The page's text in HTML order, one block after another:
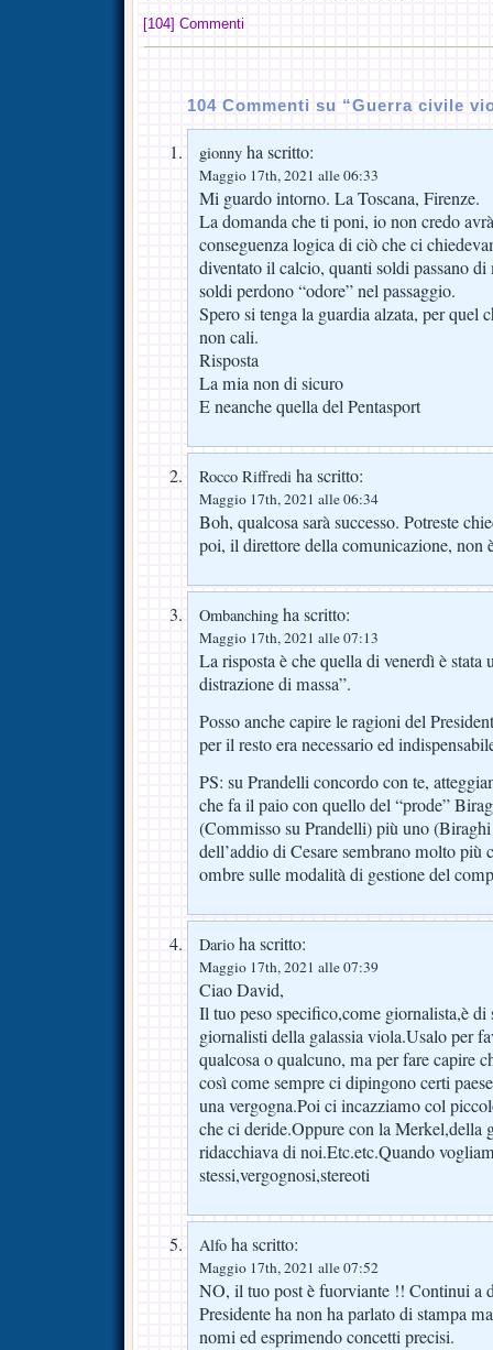
[104] Commenti
104 Commenti su “Guerra civile
gionny ha scritto:
Maggio 17th, 2021 alle 06:33
Mi guardo intorno. La Toscana, Firenze.
La domanda che ti poni, io non credo
conseguenza logica di ciò che ci
diventato il calcio, quanti soldi passano
soldi perdono “odore” nel passaggio.
Spero si tenga la guardia alzata, per quel
non cali.
Risposta
La mia non di sicuro
E neanche quella del Pentasport
Rocco Riffredi ha scritto:
Maggio 17th, 2021 alle 06:34
Boh, qualcosa sarà successo. Potreste
poi, il direttore della comunicazione, non
Ombanching ha scritto:
Maggio 17th, 2021 alle 07:13
La risposta è che quella di venerdì è stata
distrazione di massa”.
Posso anche capire le ragioni del
per il resto era necessario ed
PS: su Prandelli concordo con te,
che fa il paio con quello del “prode”
(Commisso su Prandelli) più uno
dell’addio di Cesare sembrano molto più
ombre sulle modalità di gestione del
Dario ha scritto:
Maggio 17th, 2021 alle 07:39
Ciao David,
Il tuo peso specifico,come giornalista,è
giornalisti della galassia viola.Usalo per
qualcosa o qualcuno, ma per fare capire
così come sempre ci dipingono certi
una vergogna.Poi ci incazziamo col
che ci deride.Oppure con la Merkel,della
ridacchiava di noi.Etc.etc.Quando
stessi,vergognosi,stereoti
Alfo ha scritto:
Maggio 17th, 2021 alle 07:52
NO, il tuo post è fuorviante !! Continui a
Presidente ha non ha parlato di stampa
nomi ed esprimendo concetti precisi.